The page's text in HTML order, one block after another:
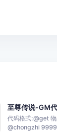
至尊传说-GM
代码格式:@get 物
@chongzhi